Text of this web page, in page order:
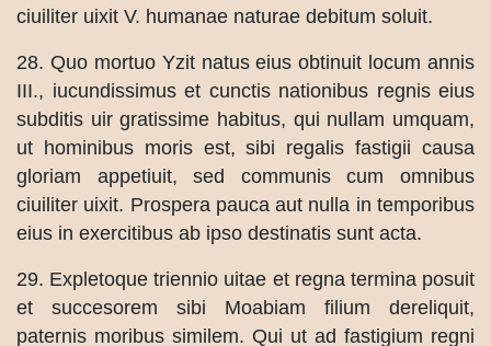
ciuiliter uixit V. humanae naturae debitum soluit.
28. Quo mortuo Yzit natus eius obtinuit locum annis
III., iucundissimus et cunctis nationibus regnis eius
subditis uir gratissime habitus, qui nullam umquam,
ut hominibus moris est, sibi regalis fastigii causa
gloriam appetiuit, sed communis cum omnibus
ciuiliter uixit. Prospera pauca aut nulla in temporibus
eius in exercitibus ab ipso destinatis sunt acta.
29. Expletoque triennio uitae et regna termina posuit
et succesorem sibi Moabiam filium dereliquit,
paternis moribus similem. Qui ut ad fastigium regni